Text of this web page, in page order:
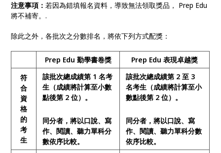
注意事項：若因為錯填報名資料，導致無法領取獎品， Prep Edu
將不補寄。.
除此之外，各批次之分數排名，將依下列方式配獎：
Prep Edu 勤學書卷獎
Prep Edu 表現卓越獎
符
合
資
格
的
考
生
該批次總成績第 1 名考
生（成績將計算至小數
點後第 2 位）。
同分者，將以口說、寫
作、閱讀、聽力單科分
數依序比較。
該批次總成績第 2 至 3
名考生（成績將計算至小
數點後第 2 位）。
同分者，將以口說、寫
作、閱讀、聽力單科分數
依序比較。